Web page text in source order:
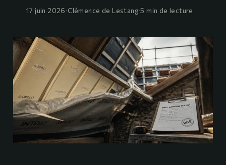
17 juin 2026·Clémence de Lestang·5 min de lecture